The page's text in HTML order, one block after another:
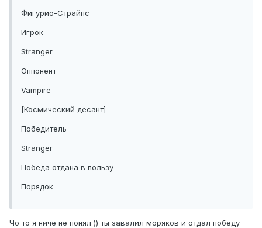
Фигурио-Страйпс
Игрок
Stranger
Оппонент
Vampire
[Космический десант]
Победитель
Stranger
Победа отдана в пользу
Порядок
Чо то я ниче не понял )) ты завалил моряков и отдал победу